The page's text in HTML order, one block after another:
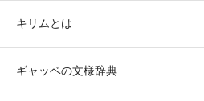
キリムとは
ギャッベの文様辞典